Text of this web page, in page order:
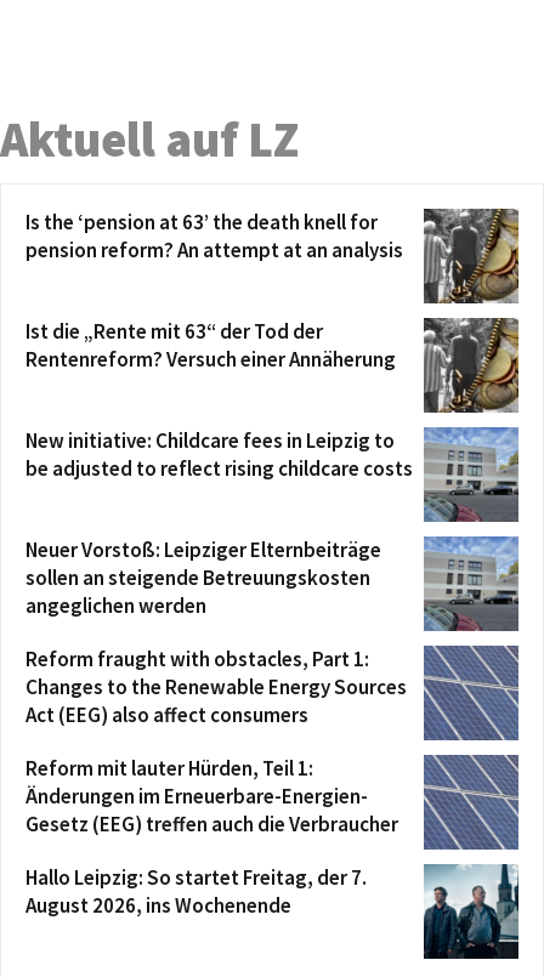
Aktuell auf LZ
Is the ‘pension at 63’ the death knell for
pension reform? An attempt at an analysis
Ist die „Rente mit 63“ der Tod der
Rentenreform? Versuch einer Annäherung
New initiative: Childcare fees in Leipzig to
be adjusted to reflect rising childcare costs
Neuer Vorstoß: Leipziger Elternbeiträge
sollen an steigende Betreuungskosten
angeglichen werden
Reform fraught with obstacles, Part 1:
Changes to the Renewable Energy Sources
Act (EEG) also affect consumers
Reform mit lauter Hürden, Teil 1:
Änderungen im Erneuerbare-Energien-
Gesetz (EEG) treffen auch die Verbraucher
Hallo Leipzig: So startet Freitag, der 7.
August 2026, ins Wochenende